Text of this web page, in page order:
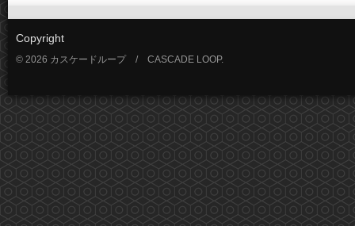
Copyright
© 2026 カスケードループ / CASCADE LOOP.